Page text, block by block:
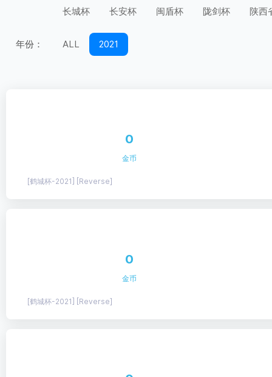
长城杯
长安杯 闽盾杯 陇剑杯 陕西
年份： ALL 2021
0
金币
[鹤城杯-2021] [Reverse]
0
金币
[鹤城杯-2021] [Reverse]